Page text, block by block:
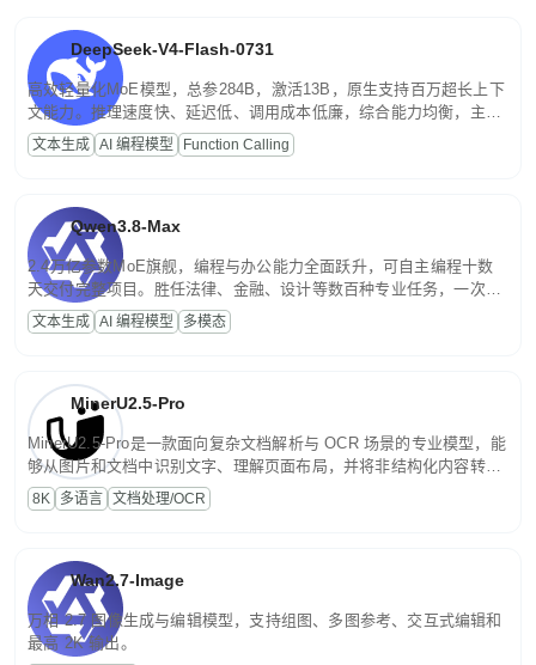
DeepSeek-V4-Flash-0731
高效轻量化MoE模型，总参284B，激活13B，原生支持百万超长上下
文能力。推理速度快、延迟低、调用成本低廉，综合能力均衡，主打
高并发、轻量化任务，适合日常对话、内容创作、基础 RAG、批量
文案处理等普惠刚需场景。
文本生成 AI 编程模型 Function Calling
Qwen3.8-Max
2.4万亿参数MoE旗舰，编程与办公能力全面跃升，可自主编程十数
天交付完整项目。胜任法律、金融、设计等数百种专业任务，一次对
话端到端交付生产级成果。原生视觉理解贯穿规划、执行与验证全流
程，支持超长文档与长视频的深度语义解析。长程任务中自主规划与
文本生成 AI 编程模型 多模态
MinerU2.5-Pro
MinerU2.5-Pro是一款面向复杂文档解析与 OCR 场景的专业模型，能
够从图片和文档中识别文字、理解页面布局，并将非结构化内容转换
为便于存储、检索和二次处理的结构化结果。
8K 多语言 文档处理/OCR
Wan2.7-Image
万相 2.7 图像生成与编辑模型，支持组图、多图参考、交互式编辑和
最高 2K 输出。